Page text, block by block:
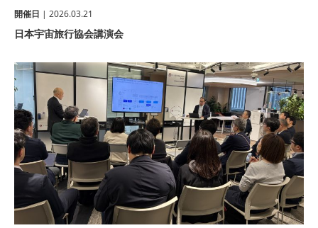
開催⽇ | 2026.03.21
日本宇宙旅行協会講演会